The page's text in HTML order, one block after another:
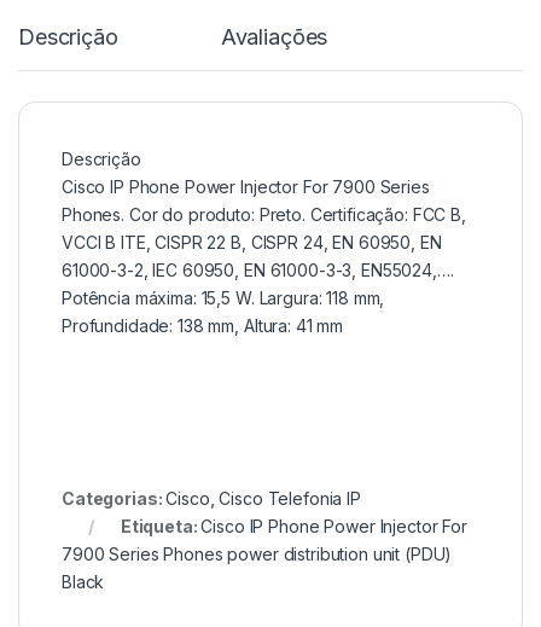
Descrição Avaliações
Descrição
Cisco IP Phone Power Injector For 7900 Series
Phones. Cor do produto: Preto. Certificação: FCC B,
VCCI B ITE, CISPR 22 B, CISPR 24, EN 60950, EN
61000-3-2, IEC 60950, EN 61000-3-3, EN55024,….
Potência máxima: 15,5 W. Largura: 118 mm,
Profundidade: 138 mm, Altura: 41 mm
Categorias:Cisco ,Cisco Telefonia IP
Etiqueta:Cisco IP Phone Power Injector For
7900 Series Phones power distribution unit (PDU)
Black